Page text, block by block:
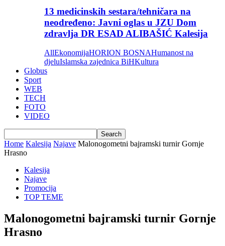
13 medicinskih sestara/tehničara na
neodređeno: Javni oglas u JZU Dom
zdravlja DR ESAD ALIBAŠIĆ Kalesija
AllEkonomijaHORION BOSNAHumanost na
djeluIslamska zajednica BiHKultura
Globus
Sport
WEB
TECH
FOTO
VIDEO
Home Kalesija Najave Malonogometni bajramski turnir Gornje
Hrasno
Kalesija
Najave
Promocija
TOP TEME
Malonogometni bajramski turnir Gornje
Hrasno